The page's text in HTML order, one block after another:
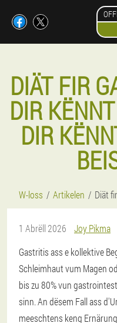
DIÄT FIR
DIR
DIR
W-loss Artikelen Diät
1 Abrëll 2026
Joy Pikma
Gastritis ass e kollektive
Schleimhaut vum Magen
bis zu 80% vun
sinn. An dësem Fall ass
meeschtens keng